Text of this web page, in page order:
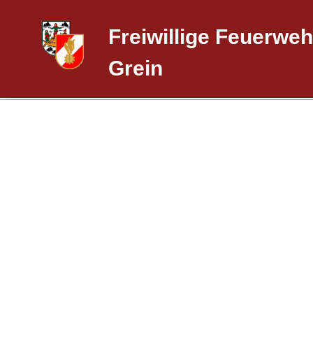
Freiwillige
Grein